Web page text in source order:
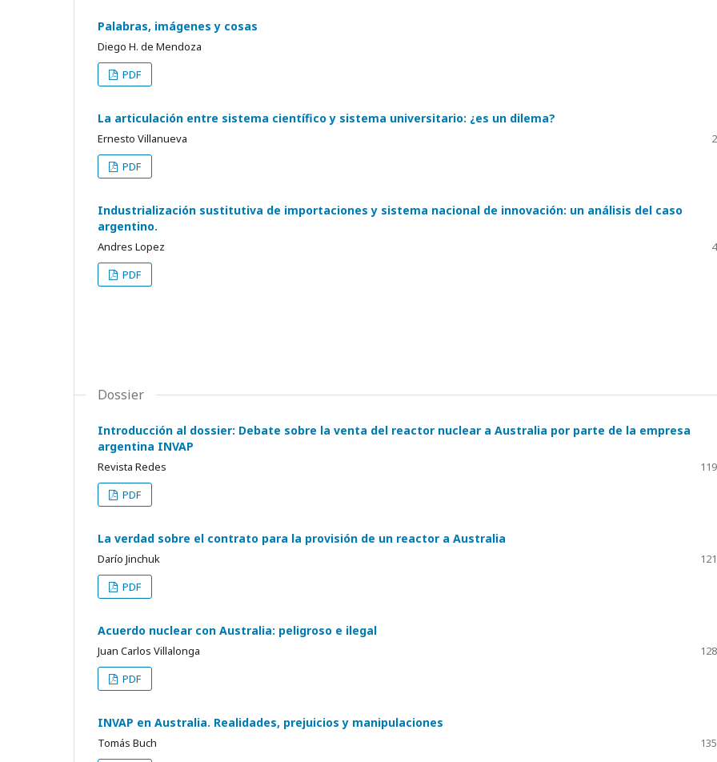
Palabras, imágenes y cosas
Diego H. de Mendoza
PDF
La articulación entre sistema científico y sistema universitario: ¿es un dilema?
Ernesto Villanueva
PDF
Industrialización sustitutiva de importaciones y sistema nacional de innovación: un análisis del caso
argentino.
Andres Lopez
PDF
Dossier
Introducción al dossier: Debate sobre la venta del reactor nuclear a Australia por parte de la empresa
argentina INVAP
Revista Redes
PDF
La verdad sobre el contrato para la provisión de un reactor a Australia
Darío Jinchuk
PDF
Acuerdo nuclear con Australia: peligroso e ilegal
Juan Carlos Villalonga
PDF
INVAP en Australia. Realidades, prejuicios y manipulaciones
Tomás Buch